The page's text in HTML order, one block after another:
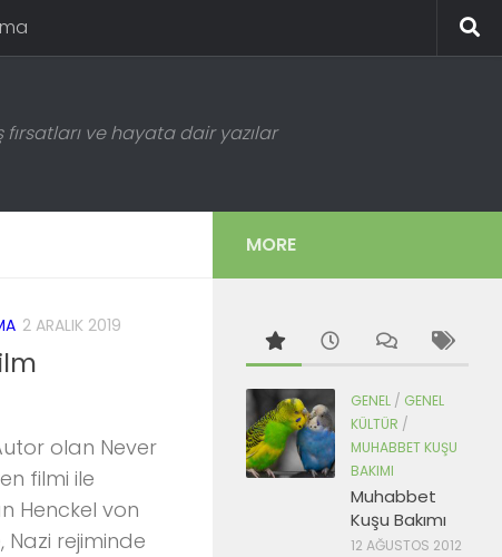
ve hayata dair yazılar
2 ARALIK 2019
olan Never
filmi ile
Henckel von
Nazi rejiminde
MORE
GENEL / GENEL
KÜLTÜR /
MUHABBET KUŞU
BAKIMI
Muhabbet
Kuşu Bakımı
12 AĞUSTOS 2012